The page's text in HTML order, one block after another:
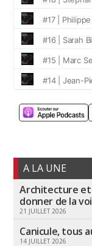
A LA UNE
Architecture et
donner de la
21 JUILLET 2026
Canicule, tous
14 JUILLET 2026